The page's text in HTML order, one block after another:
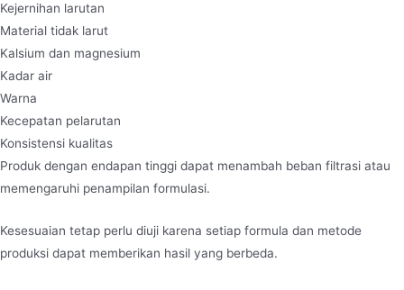
Kejernihan larutan
Material tidak larut
Kalsium dan magnesium
Kadar air
Warna
Kecepatan pelarutan
Konsistensi kualitas
Produk dengan endapan tinggi dapat menambah beban filtrasi atau
memengaruhi penampilan formulasi.
Kesesuaian tetap perlu diuji karena setiap formula dan metode
produksi dapat memberikan hasil yang berbeda.